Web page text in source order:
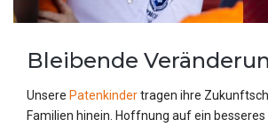
Bleibende
Unsere Patenkindertragen ihre
Familien hinein. Hoffnung auf ein